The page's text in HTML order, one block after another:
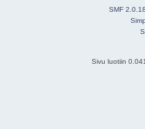
SMF
Sivu luotiin